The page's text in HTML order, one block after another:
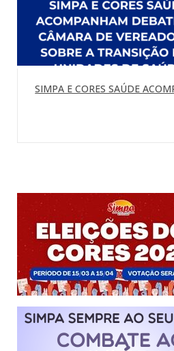
SIMPA E CORES SAÚDE